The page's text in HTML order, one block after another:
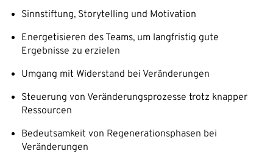
Sinnstiftung, Storytelling und Motivation
Energetisieren des Teams, um langfristig gute
Ergebnisse zu erzielen
Umgang mit Widerstand bei Veränderungen
Steuerung von Veränderungsprozesse trotz knapper
Ressourcen
Bedeutsamkeit von Regenerationsphasen bei
Veränderungen